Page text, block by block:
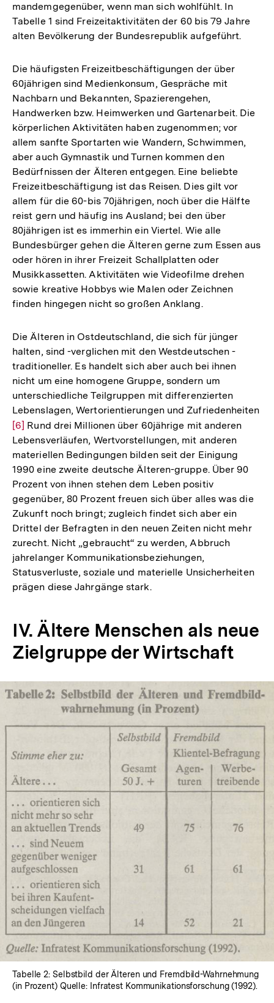
mandemgegenüber, wenn man sich wohlfühlt. In
Tabelle 1 sind Freizeitaktivitäten der 60 bis 79 Jahre
alten Bevölkerung der Bundesrepublik aufgeführt.
Die häufigsten Freizeitbeschäftigungen der über
60jährigen sind Medienkonsum, Gespräche mit
Nachbarn und Bekannten, Spazierengehen,
Handwerken bzw. Heimwerken und Gartenarbeit. Die
körperlichen Aktivitäten haben zugenommen; vor
allem sanfte Sportarten wie Wandern, Schwimmen,
aber auch Gymnastik und Turnen kommen den
Bedürfnissen der Älteren entgegen. Eine beliebte
Freizeitbeschäftigung ist das Reisen. Dies gilt vor
allem für die 60-bis 70jährigen, noch über die Hälfte
reist gern und häufig ins Ausland; bei den über
80jährigen ist es immerhin ein Viertel. Wie alle
Bundesbürger gehen die Älteren gerne zum Essen aus
oder hören in ihrer Freizeit Schallplatten oder
Musikkassetten. Aktivitäten wie Videofilme drehen
sowie kreative Hobbys wie Malen oder Zeichnen
finden hingegen nicht so großen Anklang.
Die Älteren in Ostdeutschland, die sich für jünger
halten, sind -verglichen mit den Westdeutschen -
traditioneller. Es handelt sich aber auch bei ihnen
nicht um eine homogene Gruppe, sondern um
unterschiedliche Teilgruppen mit differenzierten
Lebenslagen, Wertorientierungen und Zufriedenheiten
Zur
Auflösung
der
Fußnote
[6] Rund drei Millionen über 60jährige mit anderen
Lebensverläufen, Wertvorstellungen, mit anderen
materiellen Bedingungen bilden seit der Einigung
1990 eine zweite deutsche Älteren-gruppe. Über 90
Prozent von ihnen stehen dem Leben positiv
gegenüber, 80 Prozent freuen sich über alles was die
Zukunft noch bringt; zugleich findet sich aber ein
Drittel der Befragten in den neuen Zeiten nicht mehr
zurecht. Nicht „gebraucht“ zu werden, Abbruch
jahrelanger Kommunikationsbeziehungen,
Statusverluste, soziale und materielle Unsicherheiten
prägen diese Jahrgänge stark.
IV. Ältere Menschen als neue
Zielgruppe der Wirtschaft
In
Tabelle 2: Selbstbild der Älteren und Fremdbild-Wahrnehmung
(in Prozent) Quelle: Infratest Kommunikationsforschung (1992).